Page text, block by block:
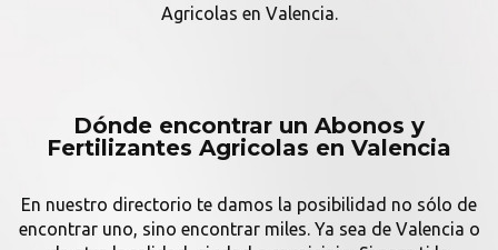
Agricolas en Valencia.
Dónde encontrar un Abonos y
Fertilizantes Agricolas en Valencia
En nuestro directorio te damos la posibilidad no sólo de
encontrar uno, sino encontrar miles. Ya sea de Valencia o